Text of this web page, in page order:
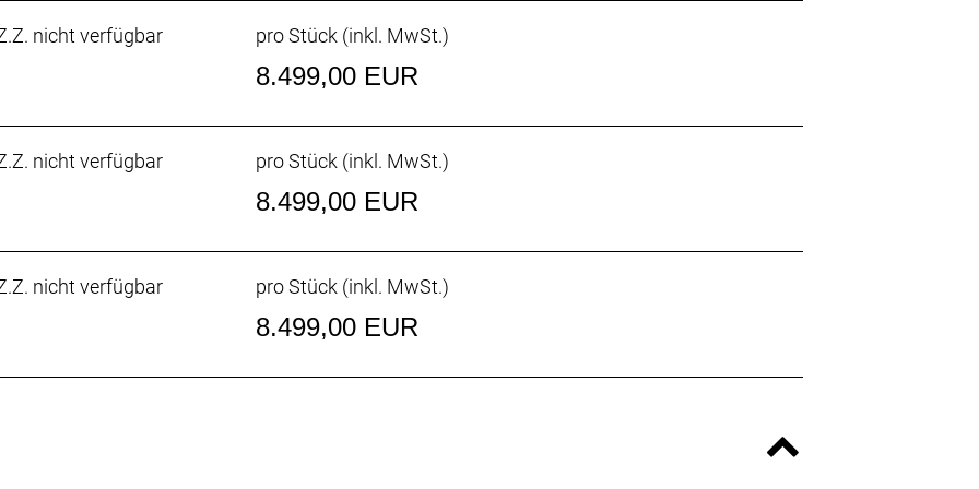
Force AXS E1
abgerundete Kante, 160 mm
TPI, Tubeless-kompatibel, 700 x 28 mm
nicht verfügbar pro Stück (inkl. MwSt.)
8.499,00 EUR
nicht verfügbar pro Stück (inkl. MwSt.)
8.499,00 EUR
nicht verfügbar pro Stück (inkl. MwSt.)
8.499,00 EUR